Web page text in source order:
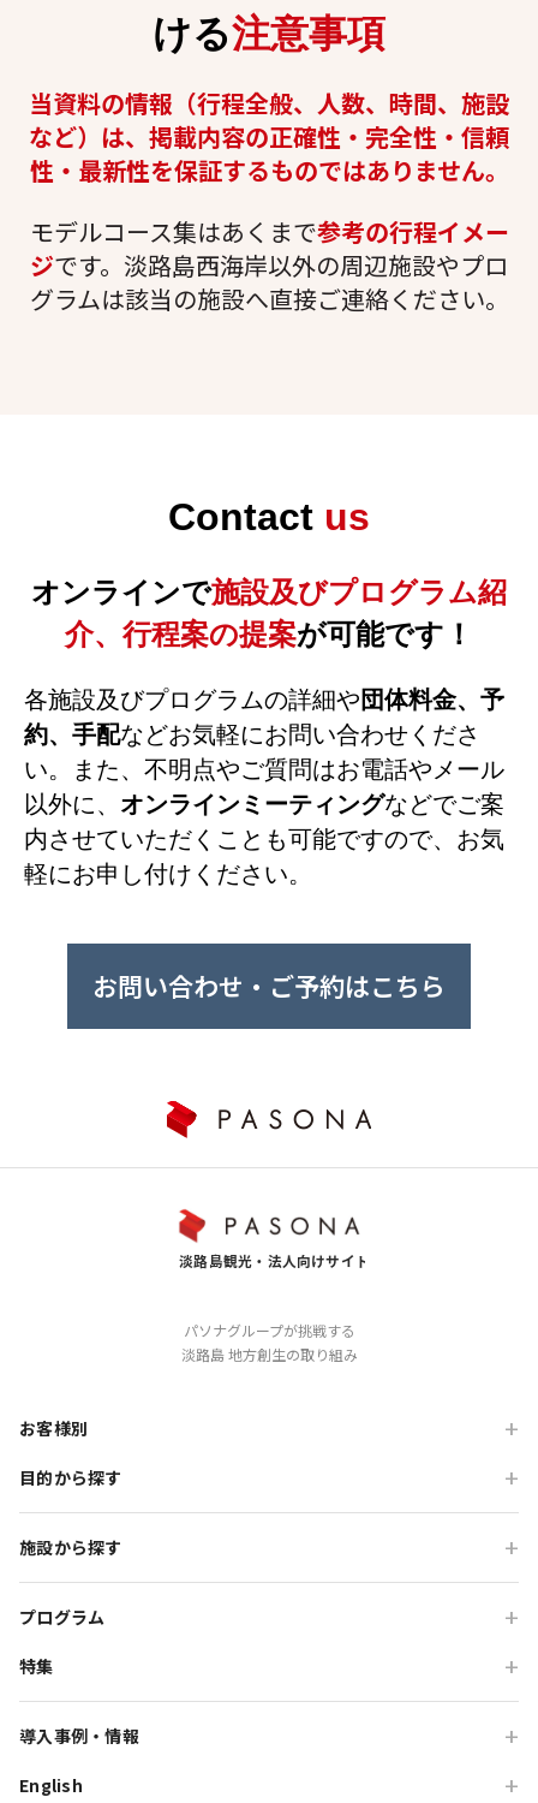
３．個人情報の利用目的について
的のために利用いたします。
本サイトへの登録及び本サイト利用時のお客様の管理
のため
淡路島観光に関する資料等のお届け、ご提供のため
キャンペーン、アンケートの実施のため
本サービスの利用状況の調査・分析、分析結果に基づ
６．個人データの共同利用について
本４～７の項目については、当社が別途公表しておりますプラ
イバシーポリシーの同項目のとおり取扱います。
８．個人情報の任意性について
個人情報を提供していただくことは任意によるもので、何ら強
制するものではありません。ただし、個人情報を提供いただけ
ない場合には、利用目的に記載された本サービスをご利用でき
ないことをご了承ください。
得
本サービスにおける当該ウェブサイトでは、ご提供する情報や
クッキー(Cookie)および閲覧履歴といった情報(以下「個人関連
関連情報を取得し、これをご本人の個人データと結び付けた上
で利用目的の範囲で利用する場合には、予めご本人の同意を得
ることとします。
１０．保有個人データの開示、訂正、削除について
等(利用目的の通知、開示、内容の訂正、追加又は削除、利用の
停止、消去及び第三者への提供の停止)の請求等に係る手続きは
以下のとおりです。
してはご本人確認とご請求内容等が必要になりますの
せ窓口]記載の連絡先へお申出いただきます。
ん。
*本人又は第三者の生命、身体、財産その他の権利権益を害す
*当社の業務の適正な実施に著しい支障を及ぼすおそれがある
ける注意事項
当資料の情報（行程全般、人数、時間、施設
など）は、掲載内容の正確性・完全性・信頼
性・最新性を保証するものではありません。
モデルコース集はあくまで参考の行程イメー
ジです。淡路島西海岸以外の周辺施設やプロ
グラムは該当の施設へ直接ご連絡ください。
Contact us
オンラインで施設及びプログラム紹
介、行程案の提案が可能です！
各施設及びプログラムの詳細や 団体料金、予
約、手配などお気軽にお問い合わせくださ
い。また、不明点やご質問はお電話やメール
以外に、 オンラインミーティングなどでご案
内させていただくことも可能ですので、お気
軽にお申し付けください。
お問い合わせ・ご予約はこちら
パソナグループが挑戦する
淡路島 地方創生の取り組み
お客様別
旅行会社の方
企業・各種団体の方
自治体・行政の方
目的から探す
研修・チームビルディング
インセンティブ・ご招待
高付加価値観光
貸切・イベント会場利用
教育旅行
施設から探す
オーシャンテラス
青海波
プログラム
団体体験プログラム
団体研修プログラム
特集
導入事例・情報
旅行会社向け事例
English